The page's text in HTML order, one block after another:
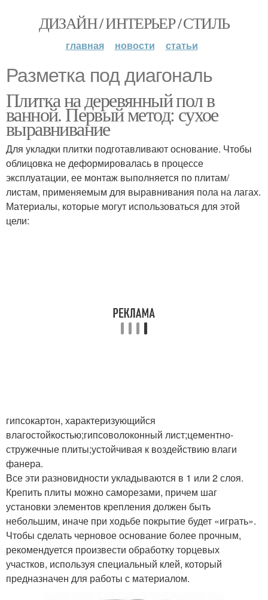
ДИЗАЙН / ИНТЕРЬЕР / СТИЛЬ
главная новости статьи
Разметка под диагональ
Плитка на деревянный пол в
ванной. Первый метод: сухое
выравнивание
Для укладки плитки подготавливают основание. Чтобы
облицовка не деформировалась в процессе
эксплуатации, ее монтаж выполняется по плитам/
листам, применяемым для выравнивания пола на лагах.
Материалы, которые могут использоваться для этой
цели:
гипсокартон, характеризующийся
влагостойкостью;гипсоволоконный лист;цементно-
стружечные плиты;устойчивая к воздействию влаги
фанера.
Все эти разновидности укладываются в 1 или 2 слоя.
Крепить плиты можно саморезами, причем шаг
установки элементов крепления должен быть
небольшим, иначе при ходьбе покрытие будет «играть».
Чтобы сделать черновое основание более прочным,
рекомендуется произвести обработку торцевых
участков, используя специальный клей, который
предназначен для работы с материалом.